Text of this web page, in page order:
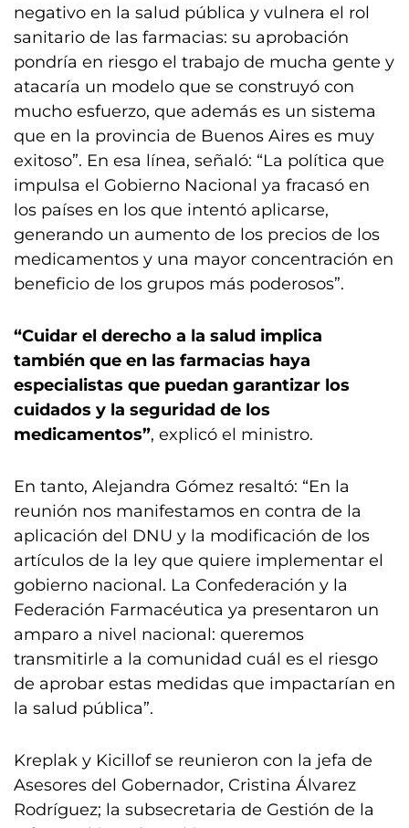
negativo en la salud pública y vulnera el rol
sanitario de las farmacias: su aprobación
pondría en riesgo el trabajo de mucha gente y
atacaría un modelo que se construyó con
mucho esfuerzo, que además es un sistema
que en la provincia de Buenos Aires es muy
exitoso”. En esa línea, señaló: “La política que
impulsa el Gobierno Nacional ya fracasó en
los países en los que intentó aplicarse,
generando un aumento de los precios de los
medicamentos y una mayor concentración en
beneficio de los grupos más poderosos”.
“Cuidar el derecho a la salud implica
también que en las farmacias haya
especialistas que puedan garantizar los
cuidados y la seguridad de los
medicamentos”, explicó el ministro.
En tanto, Alejandra Gómez resaltó: “En la
reunión nos manifestamos en contra de la
aplicación del DNU y la modificación de los
artículos de la ley que quiere implementar el
gobierno nacional. La Confederación y la
Federación Farmacéutica ya presentaron un
amparo a nivel nacional: queremos
transmitirle a la comunidad cuál es el riesgo
de aprobar estas medidas que impactarían en
la salud pública”.
Kreplak y Kicillof se reunieron con la jefa de
Asesores del Gobernador, Cristina Álvarez
Rodríguez; la subsecretaria de Gestión de la